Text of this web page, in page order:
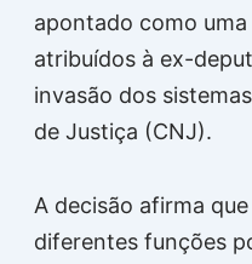
apontado como
atribuídos à ex-
invasão dos
de Justiça (CNJ).
A decisão afirma
diferentes funções